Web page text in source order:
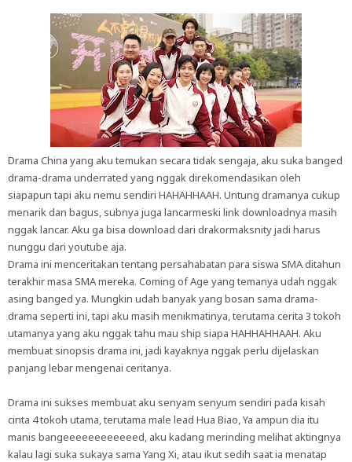
Drama China yang aku temukan secara tidak sengaja, aku suka banged
drama-drama underrated yang nggak direkomendasikan oleh
siapapun tapi aku nemu sendiri HAHAHHAAH. Untung dramanya cukup
menarik dan bagus, subnya juga lancarmeski link downloadnya masih
nggak lancar. Aku ga bisa download dari drakormaksnity jadi harus
nunggu dari youtube aja.
Drama ini menceritakan tentang persahabatan para siswa SMA ditahun
terakhir masa SMA mereka. Coming of Age yang temanya udah nggak
asing banged ya. Mungkin udah banyak yang bosan sama drama-
drama seperti ini, tapi aku masih menikmatinya, terutama cerita 3 tokoh
utamanya yang aku nggak tahu mau ship siapa HAHHAHHAAH. Aku
membuat sinopsis drama ini, jadi kayaknya nggak perlu dijelaskan
panjang lebar mengenai ceritanya.
Drama ini sukses membuat aku senyam senyum sendiri pada kisah
cinta 4 tokoh utama, terutama male lead Hua Biao, Ya ampun dia itu
manis bangeeeeeeeeeeeed, aku kadang merinding melihat aktingnya
kalau lagi suka sukaya sama Yang Xi, atau ikut sedih saat ia menatap